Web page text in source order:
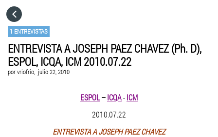
1 ENTREVISTAS
ENTREVISTA A JOSEPH PAEZ CHAVEZ (Ph. D),
ESPOL, ICQA, ICM 2010.07.22
porvriofrio, julio 22, 2010
ESPOL–ICQA-ICM
2010.07.22
ENTREVISTA A JOSEPH PAEZ CHAVEZ
CATEGORÍAS
VISITA EL SITIO WEB